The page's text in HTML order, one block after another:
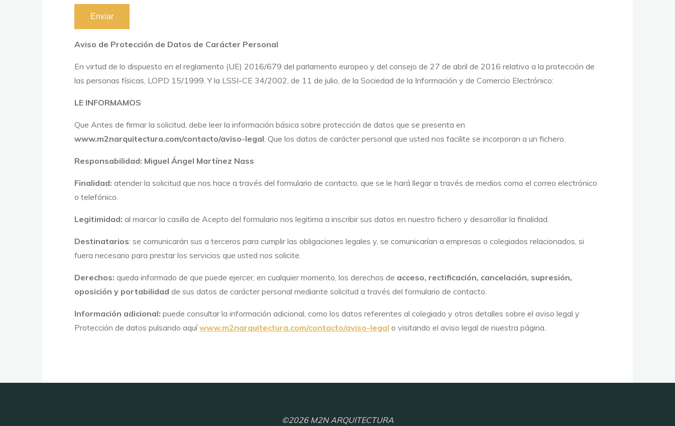
Aviso de Protección de Datos de Carácter Personal
En virtud de lo dispuesto en el reglamento (UE) 2016/679 del parlamento europeo y del consejo de 27 de abril de 2016 relativo a la protección de
las personas físicas, LOPD 15/1999. Y la LSSI-CE 34/2002, de 11 de julio, de la Sociedad de la Información y de Comercio Electrónico:
LE INFORMAMOS
Que Antes de firmar la solicitud, debe leer la información básica sobre protección de datos que se presenta en
www.m2narquitectura.com/contacto/aviso-legal. Que los datos de carácter personal que usted nos facilite se incorporan a un fichero.
Responsabilidad: Miguel Ángel Martínez Nass
Finalidad: atender la solicitud que nos hace a través del formulario de contacto, que se le hará llegar a través de medios como el correo electrónico
o telefónico.
Legitimidad: al marcar la casilla de Acepto del formulario nos legitima a inscribir sus datos en nuestro fichero y desarrollar la finalidad.
Destinatarios: se comunicarán sus a terceros para cumplir las obligaciones legales y, se comunicarían a empresas o colegiados relacionados, si
fuera necesario para prestar los servicios que usted nos solicite.
Derechos: queda informado de que puede ejercer, en cualquier momento, los derechos de acceso, rectificación, cancelación, supresión,
oposición y portabilidad de sus datos de carácter personal mediante solicitud a través del formulario de contacto.
Información adicional: puede consultar la información adicional, como los datos referentes al colegiado y otros detalles sobre el aviso legal y
Protección de datos pulsando aquíwww.m2narquitectura.com/contacto/aviso-legal o visitando el aviso legal de nuestra página.
©2026 M2N ARQUITECTURA